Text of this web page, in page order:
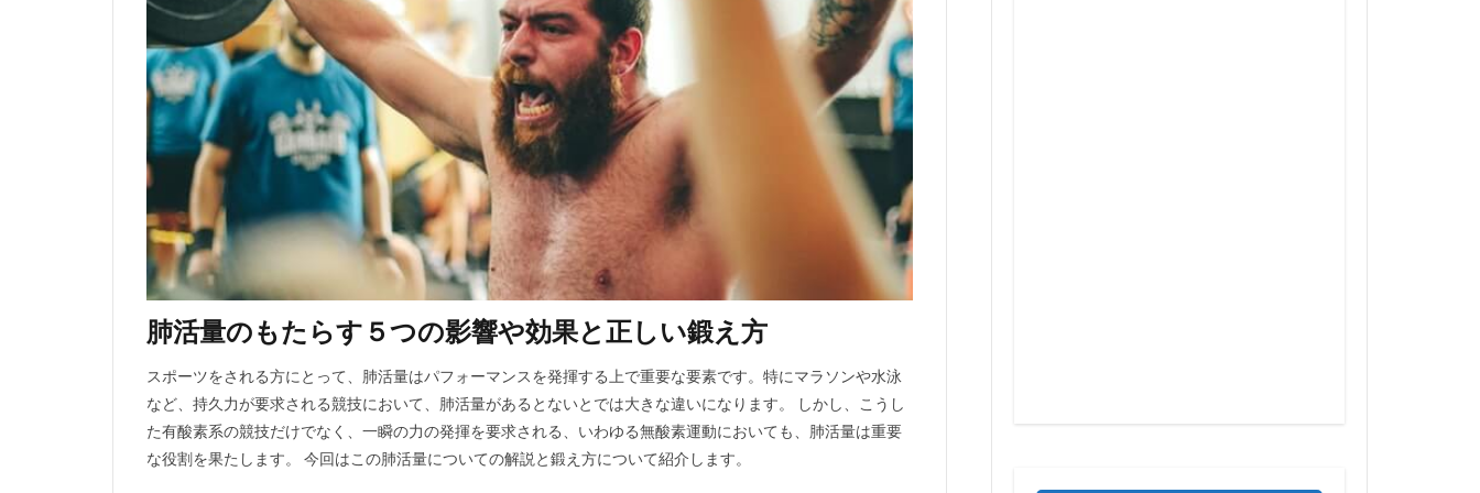
肺活量のもたらす５つの影響や効果と正しい鍛え方
スポーツをされる方にとって、肺活量はパフォーマンスを発揮する上で重要な要素です。特にマラソンや水泳
など、持久力が要求される競技において、肺活量があるとないとでは大きな違いになります。 しかし、こうし
た有酸素系の競技だけでなく、一瞬の力の発揮を要求される、いわゆる無酸素運動においても、肺活量は重要
な役割を果たします。 今回はこの肺活量についての解説と鍛え方について紹介します。